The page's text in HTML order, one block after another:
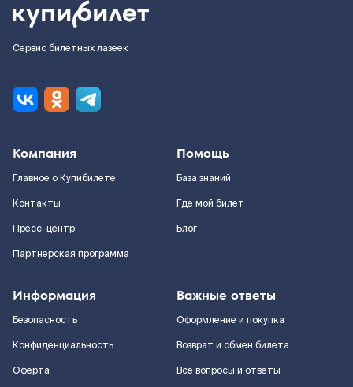
Сервис билетных лазеек
Компания
Главное о Купибилете
Контакты
Пресс-центр
Партнерская программа
Помощь
База знаний
Где мой билет
Блог
Информация
Безопасность
Конфиденциальность
Оферта
Важные ответы
Оформление и покупка
Возврат и обмен билета
Все вопросы и ответы